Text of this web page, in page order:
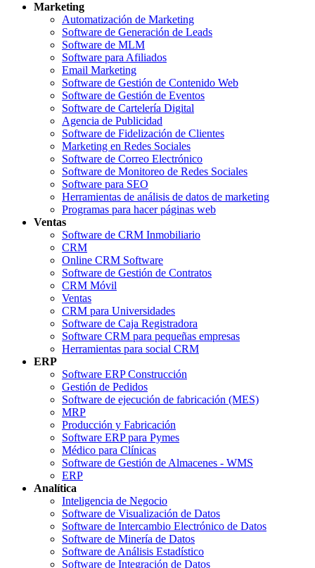
Marketing
Automatización de Marketing
Software de Generación de Leads
Software de MLM
Software para Afiliados
Email Marketing
Software de Gestión de Contenido Web
Software de Gestión de Eventos
Software de Cartelería Digital
Agencia de Publicidad
Software de Fidelización de Clientes
Marketing en Redes Sociales
Software de Correo Electrónico
Software de Monitoreo de Redes Sociales
Software para SEO
Herramientas de análisis de datos de marketing
Programas para hacer páginas web
Ventas
Software de CRM Inmobiliario
CRM
Online CRM Software
Software de Gestión de Contratos
CRM Móvil
Ventas
CRM para Universidades
Software de Caja Registradora
Software CRM para pequeñas empresas
Herramientas para social CRM
ERP
Software ERP Construcción
Gestión de Pedidos
Software de ejecución de fabricación (MES)
MRP
Producción y Fabricación
Software ERP para Pymes
Médico para Clínicas
Software de Gestión de Almacenes - WMS
ERP
Analítica
Inteligencia de Negocio
Software de Visualización de Datos
Software de Intercambio Electrónico de Datos
Software de Minería de Datos
Software de Análisis Estadístico
Software de Integración de Datos